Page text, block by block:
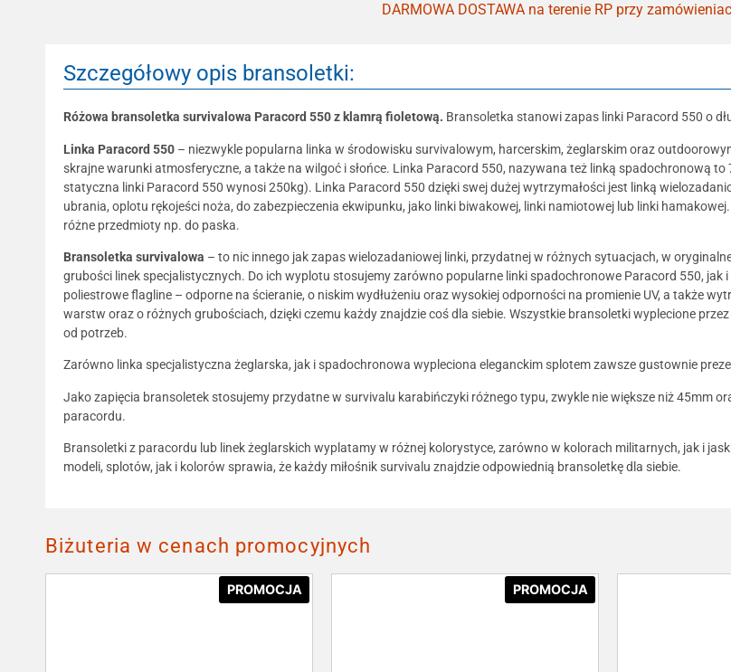
DARMOWA DOSTAWA na terenie RP przy
Szczegółowy opis bransoletki:
Różowa bransoletka survivalowa Paracord 550 z klamrą fioletową. Bransoletka stanowi zapas linki Paracord 550 o
Linka Paracord 550 – niezwykle popularna linka w środowisku survivalowym, harcerskim, żeglarskim oraz
skrajne warunki atmosferyczne, a także na wilgoć i słońce. Linka Paracord 550, nazywana też linką spadochronową
statyczna linki Paracord 550 wynosi 250kg). Linka Paracord 550 dzięki swej dużej wytrzymałości jest linką
ubrania, oplotu rękojeści noża, do zabezpieczenia ekwipunku, jako linki biwakowej, linki namiotowej lub linki
różne przedmioty np. do paska.
Bransoletka survivalowa – to nic innego jak zapas wielozadaniowej linki, przydatnej w różnych sytuacjach, w
grubości linek specjalistycznych. Do ich wyplotu stosujemy zarówno popularne linki spadochronowe Paracord 550, jak
poliestrowe flagline – odporne na ścieranie, o niskim wydłużeniu oraz wysokiej odporności na promienie UV, a także
warstw oraz o różnych grubościach, dzięki czemu każdy znajdzie coś dla siebie. Wszystkie bransoletki wyplecione
od potrzeb.
Zarówno linka specjalistyczna żeglarska, jak i spadochronowa wypleciona eleganckim splotem zawsze gustownie
Jako zapięcia bransoletek stosujemy przydatne w survivalu karabińczyki różnego typu, zwykle nie większe niż 45mm
paracordu.
Bransoletki z paracordu lub linek żeglarskich wyplatamy w różnej kolorystyce, zarówno w kolorach militarnych, jak i
modeli, splotów, jak i kolorów sprawia, że każdy miłośnik survivalu znajdzie odpowiednią bransoletkę dla siebie.
Biżuteria w cenach promocyjnych
PROMOCJA PROMOCJA